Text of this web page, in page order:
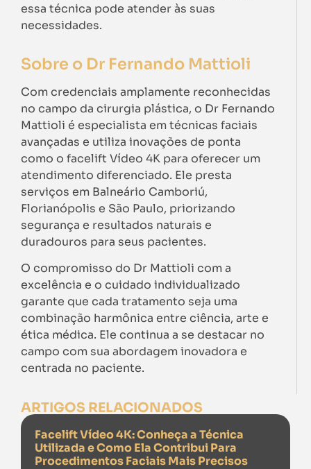
essa técnica pode atender às suas
necessidades.
Sobre o Dr Fernando Mattioli
Com credenciais amplamente reconhecidas
no campo da cirurgia plástica, o Dr Fernando
Mattioli é especialista em técnicas faciais
avançadas e utiliza inovações de ponta
como o facelift Vídeo 4K para oferecer um
atendimento diferenciado. Ele presta
serviços em Balneário Camboriú,
Florianópolis e São Paulo, priorizando
segurança e resultados naturais e
duradouros para seus pacientes.
O compromisso do Dr Mattioli com a
excelência e o cuidado individualizado
garante que cada tratamento seja uma
combinação harmônica entre ciência, arte e
ética médica. Ele continua a se destacar no
campo com sua abordagem inovadora e
centrada no paciente.
ARTIGOS RELACIONADOS
Facelift Vídeo 4K: Conheça a Técnica
Utilizada e Como Ela Contribui Para
Procedimentos Faciais Mais Precisos